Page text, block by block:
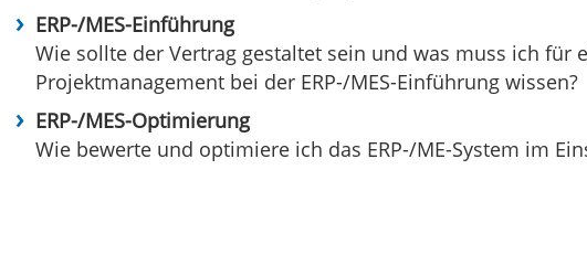
ERP-/MES-Einführung
Wie sollte der Vertrag gestaltet sein und was muss ich für
Projektmanagement bei der ERP-/MES-Einführung wissen?
ERP-/MES-Optimierung
Wie bewerte und optimiere ich das ERP-/ME-System im